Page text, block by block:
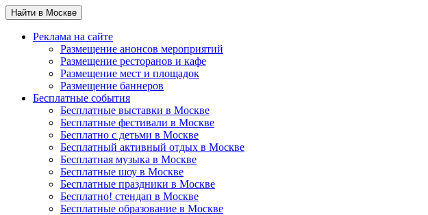
Найти в Москве
Реклама на сайте
Размещение анонсов мероприятий
Размещение ресторанов и кафе
Размещение мест и площадок
Размещение баннеров
Бесплатные события
Бесплатные выставки в Москве
Бесплатные фестивали в Москве
Бесплатно с детьми в Москве
Бесплатный активный отдых в Москве
Бесплатная музыка в Москве
Бесплатные шоу в Москве
Бесплатные праздники в Москве
Бесплатно! стендап в Москве
Бесплатные образование в Москве